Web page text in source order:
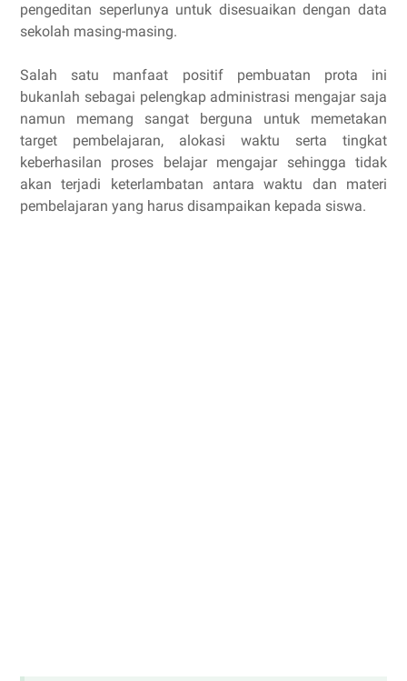
pengeditan seperlunya untuk disesuaikan dengan data
sekolah masing-masing.
Salah satu manfaat positif pembuatan prota ini
bukanlah sebagai pelengkap administrasi mengajar saja
namun memang sangat berguna untuk memetakan
target pembelajaran, alokasi waktu serta tingkat
keberhasilan proses belajar mengajar sehingga tidak
akan terjadi keterlambatan antara waktu dan materi
pembelajaran yang harus disampaikan kepada siswa.